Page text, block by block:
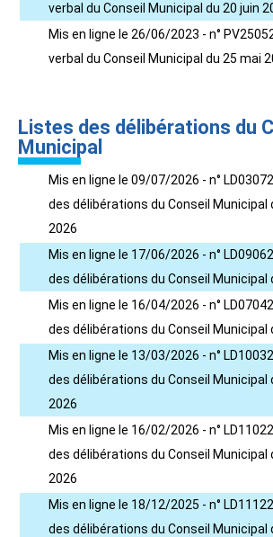
verbal du Conseil Municipal du 20 juin
Mis en ligne le 26/06/2023 - n°
verbal du Conseil Municipal du 25 mai
Listes des délibérations du
Municipal
Mis en ligne le 09/07/2026 - n°
des délibérations du Conseil Municipal
2026
Mis en ligne le 17/06/2026 - n°
des délibérations du Conseil Municipal
Mis en ligne le 16/04/2026 - n°
des délibérations du Conseil Municipal
Mis en ligne le 13/03/2026 - n°
des délibérations du Conseil Municipal
2026
Mis en ligne le 16/02/2026 - n°
des délibérations du Conseil Municipal
2026
Mis en ligne le 18/12/2025 - n°
des délibérations du Conseil Municipal